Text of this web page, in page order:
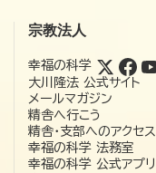
宗教法人
幸福の科学
大川隆法 公式サイト
メールマガジン
精舎へ行こう
精舎・支部へのアクセス
幸福の科学 法務室
幸福の科学 公式アプリ